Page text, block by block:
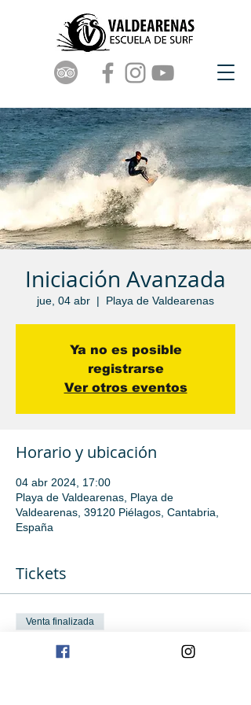
Iniciación Avanzada
jue, 04 abr
  |
Playa de Valdearenas
Ya no es posible
registrarse
Ver otros eventos
Horario y ubicación
04 abr 2024, 17:00
Playa de Valdearenas, Playa de
Valdearenas, 39120 Piélagos, Cantabria,
España
Tickets
Venta finalizada
Tipo de entrada